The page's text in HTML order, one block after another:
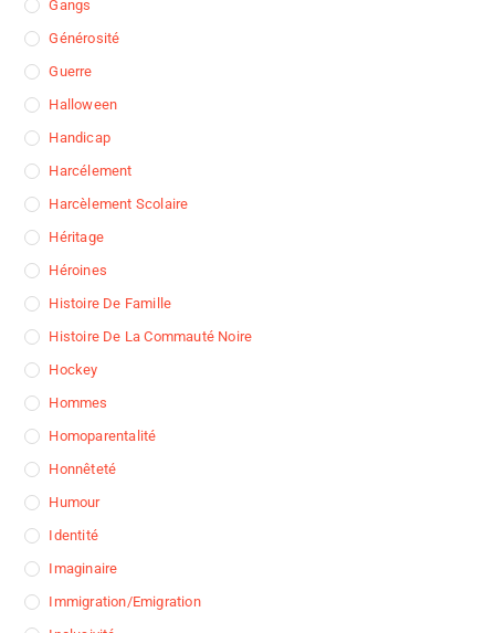
Gangs
Générosité
Guerre
Halloween
Handicap
Harcélement
Harcèlement Scolaire
Héritage
Héroines
Histoire De Famille
Histoire De La Commauté Noire
Hockey
Hommes
Homoparentalité
Honnêteté
Humour
Identité
Imaginaire
Immigration/Emigration